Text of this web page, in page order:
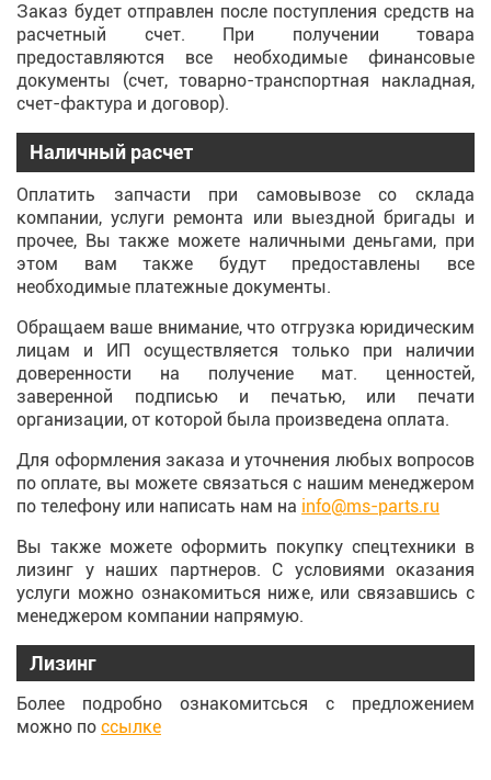
Заказ будет отправлен после поступления средств на
расчетный счет. При получении товара
предоставляются все необходимые финансовые
документы (счет, товарно-транспортная накладная,
счет-фактура и договор).
Наличный расчет
Оплатить запчасти при самовывозе со склада
компании, услуги ремонта или выездной бригады и
прочее, Вы также можете наличными деньгами, при
этом вам также будут предоставлены все
необходимые платежные документы.
Обращаем ваше внимание, что отгрузка юридическим
лицам и ИП осуществляется только при наличии
доверенности на получение мат. ценностей,
заверенной подписью и печатью, или печати
организации, от которой была произведена оплата.
Для оформления заказа и уточнения любых вопросов
по оплате, вы можете связаться с нашим менеджером
по телефону или написать нам на info@ms-parts.ru
Вы также можете оформить покупку спецтехники в
лизинг у наших партнеров. С условиями оказания
услуги можно ознакомиться ниже, или связавшись с
менеджером компании напрямую.
Лизинг
Более подробно ознакомитсься с предложением
можно по ссылке